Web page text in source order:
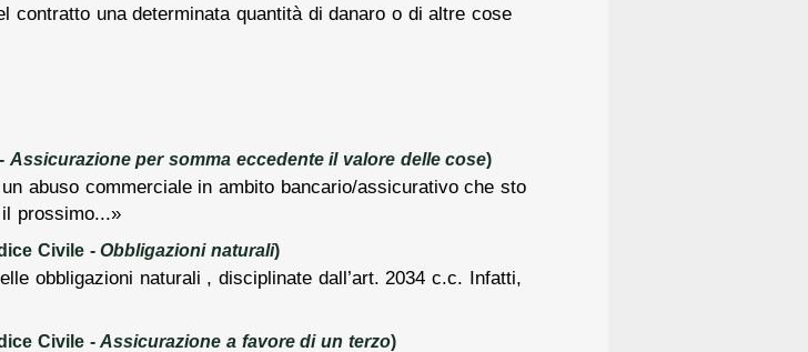
contratto una determinata quantità di danaro o di altre cose
Assicurazione per somma eccedente il valore delle cose)
abuso commerciale in ambito bancario/assicurativo che sto
prossimo...»
Civile -Obbligazioni naturali)
obbligazioni naturali , disciplinate dall’art. 2034 c.c. Infatti,
Civile -Assicurazione a favore di un terzo)